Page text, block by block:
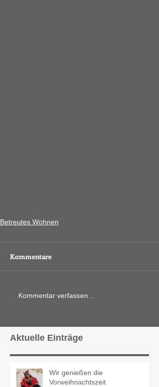
Betreutes Wohnen
Kommentare
Kommentar verfassen...
Aktuelle Einträge
Wir genießen die
Vorweihnachtszeit